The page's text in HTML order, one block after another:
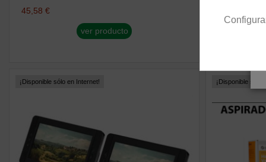
45,58 €
ver producto
¡Disponible sólo en Internet! ¡Disponible sólo